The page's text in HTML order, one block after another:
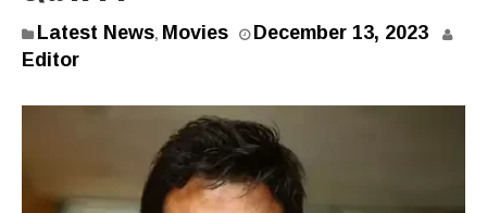
Latest News, Movies December 13, 2023D
e
Editor